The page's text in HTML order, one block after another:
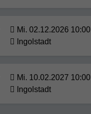
Mi. 02.12.2026 10:00
Ingolstadt
Mi. 10.02.2027 10:00
Ingolstadt